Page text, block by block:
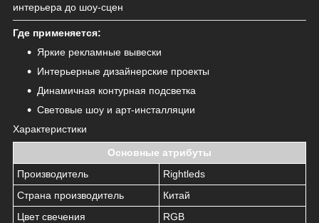
интерьера до шоу-сцен
Где применяется:
Яркие рекламные вывески
Интерьерные дизайнерские проекты
Динамичная контурная подсветка
Световые шоу и арт-инсталляции
Характеристики
Основные атрибуты
Производитель
Rightleds
Страна производитель
Китай
Цвет свечения
RGB